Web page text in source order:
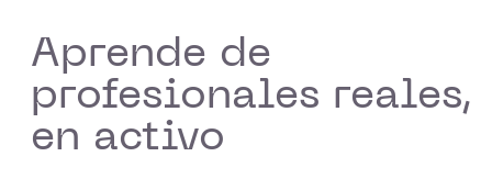
Aprende de
profesionales reales,
en activo